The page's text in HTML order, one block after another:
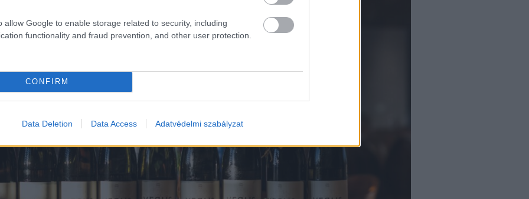
allow Google to enable storage related to security, including
functionality and fraud prevention, and other user protection.
CONFIRM
Data Deletion Data Access Adatvédelmi szabályzat